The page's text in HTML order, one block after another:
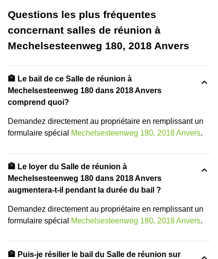
Questions les plus fréquentes
concernant salles de réunion à
Mechelsesteenweg 180, 2018 Anvers
🏦 Le bail de ce Salle de réunion à
Mechelsesteenweg 180 dans 2018 Anvers
comprend quoi?
Demandez directement au propriétaire en remplissant un
formulaire spécial
Mechelsesteenweg 180, 2018 Anvers.
🏦 Le loyer du Salle de réunion à
Mechelsesteenweg 180 dans 2018 Anvers
augmentera-t-il pendant la durée du bail ?
Demandez directement au propriétaire en remplissant un
formulaire spécial
Mechelsesteenweg 180, 2018 Anvers.
🏦 Puis-je résilier le bail du Salle de réunion sur